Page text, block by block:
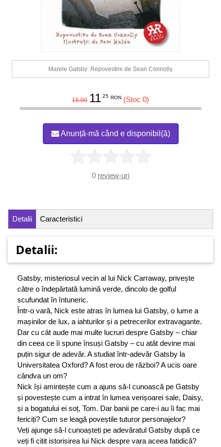
Marele Gatsby: Repovestire de Sean Connolly
15.00 11.25 RON (Stoc 0)
Anunță-mă când e disponibil(ă)
0 review-uri
Detalii Caracteristici
Detalii:
Gatsby, misteriosul vecin al lui Nick Carraway, privește
către o îndepărtată lumină verde, dincolo de golful
scufundat în întuneric.
Într-o vară, Nick este atras în lumea lui Gatsby, o lume a
mașinilor de lux, a iahturilor și a petrecerilor extravagante.
Dar cu cât aude mai multe lucruri despre Gatsby – chiar
din ceea ce îi spune însuși Gatsby – cu atât devine mai
puțin sigur de adevăr. A studiat într-adevăr Gatsby la
Universitatea Oxford? A fost erou de război? A ucis oare
cândva un om?
Nick își amintește cum a ajuns să-l cunoască pe Gatsby
și povestește cum a intrat în lumea verișoarei sale, Daisy,
și a bogatului ei soț, Tom. Dar banii pe care-i au îi fac mai
fericiți? Cum se leagă poveștile tuturor personajelor?
Veți ajunge să-l cunoașteți pe adevăratul Gatsby după ce
veți fi citit istorisirea lui Nick despre vara aceea fatidică?